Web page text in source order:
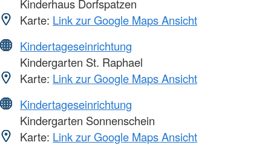
Kinderhaus Dorfspatzen
Karte: Link zur Google Maps Ansicht
Kindertageseinrichtung
Kindergarten St. Raphael
Karte: Link zur Google Maps Ansicht
Kindertageseinrichtung
Kindergarten Sonnenschein
Karte: Link zur Google Maps Ansicht